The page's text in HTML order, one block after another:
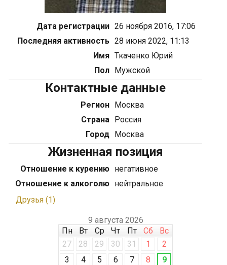
Дата регистрации 26 ноября 2016, 17:06
Последняя активность 28 июня 2022, 11:13
Имя Ткаченко Юрий
Пол Мужской
Контактные данные
Регион Москва
Страна Россия
Город Москва
Жизненная позиция
Отношение к курению негативное
Отношение к алкоголю нейтральное
Друзья (1)
9 августа 2026
Пн
Вт Ср Чт Пт Сб
Вс
27
28 29 30 31 1
2
3
4 5 6 7 8
9